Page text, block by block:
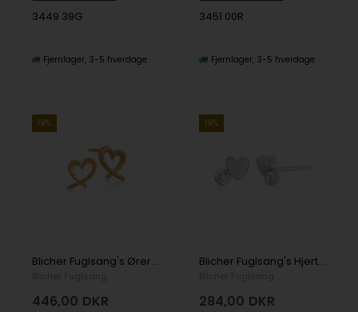
3449 39G
Fjernlager 3-5 hverdage
3451 00R
Fjernlager 3-5 hverdage
19%
Blicher Fuglsang's Øreringe i forgyldt sølv
446,00 DKR
19%
Blicher Fuglsang's Hjerte-ørestikker i sølv
284,00 DKR